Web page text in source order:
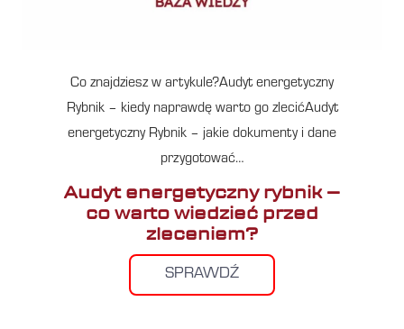
Co znajdziesz w artykule?Audyt energetyczny
Rybnik – kiedy naprawdę warto go zlecićAudyt
energetyczny Rybnik – jakie dokumenty i dane
przygotować…
Audyt energetyczny rybnik –
co warto wiedzieć przed
zleceniem?
SPRAWDŹ